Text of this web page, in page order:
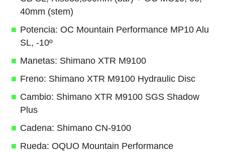
40mm (stem)
Potencia: OC Mountain Performance MP10 Alu
SL, -10º
Manetas: Shimano XTR M9100
Freno: Shimano XTR M9100 Hydraulic Disc
Cambio: Shimano XTR M9100 SGS Shadow
Plus
Cadena: Shimano CN-9100
Rueda: OQUO Mountain Performance